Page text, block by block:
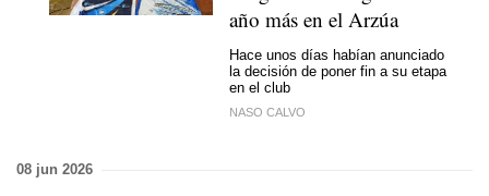
año más en el Arzúa
Hace unos días habían anunciado
la decisión de poner fin a su etapa
en el club
NASO CALVO
08 jun 2026